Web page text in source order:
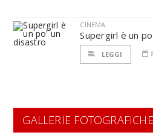
CINEMA
Supergirl è un
LEGGI
GALLERIE FOTOGRAFICHE